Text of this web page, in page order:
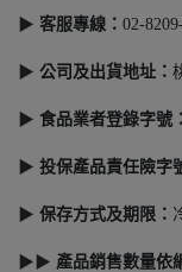
▶ 客服專線： 02-
▶ 公司及出貨地址：
▶ 食品業者登錄字號 ：
▶ 投保產品責任險字
▶ 保存方式及期限 ：
▶▶ 產品銷售數量依